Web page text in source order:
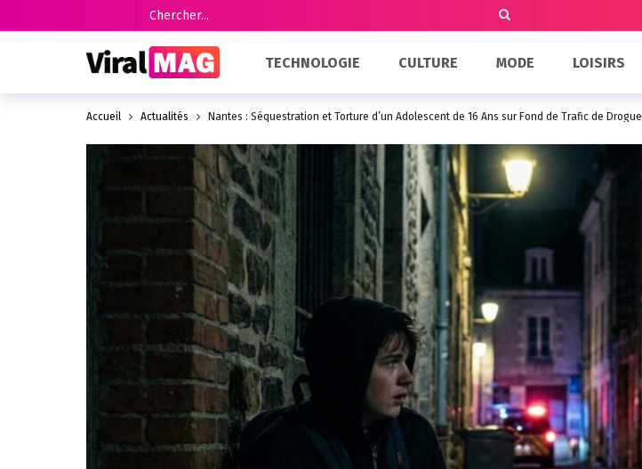
TECHNOLOGIE CULTURE MODE LOISIRS
Accueil Actualités Nantes : Séquestration et Torture d’un Adolescent de 16 Ans sur Fond de Trafic de Drogue